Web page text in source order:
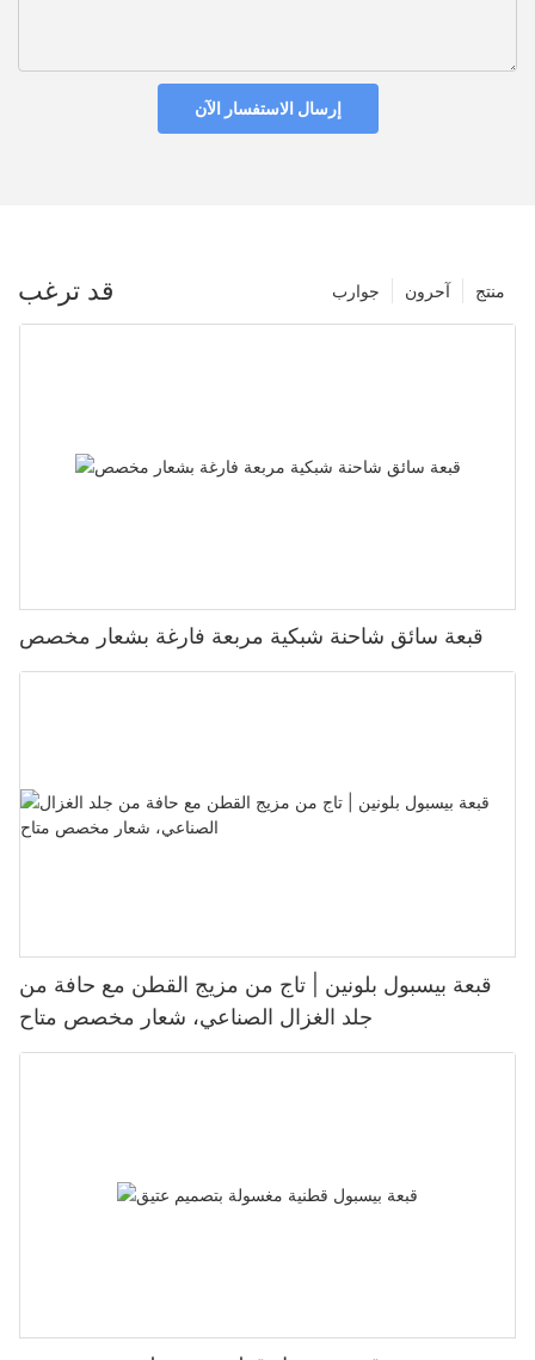
إرسال الاستفسار الآن
قد ترغب منتج آحرون جوارب
قبعة سائق شاحنة شبكية مربعة فارغة بشعار مخصص
قبعة بيسبول بلونين | تاج من مزيج القطن مع حافة من
جلد الغزال الصناعي، شعار مخصص متاح